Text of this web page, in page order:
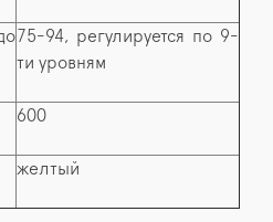
75-94, регулируется по 9-
ти уровням
600
желтый